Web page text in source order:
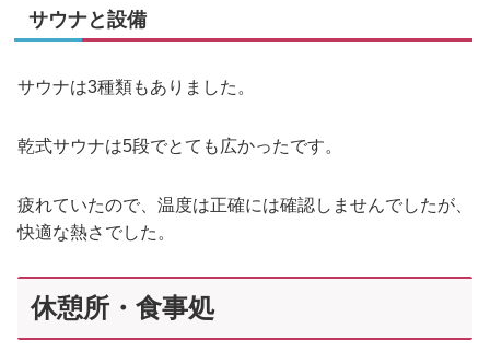
サウナと設備
サウナは3種類もありました。
乾式サウナは5段でとても広かったです。
疲れていたので、温度は正確には確認しませんでしたが、
快適な熱さでした。
休憩所・食事処